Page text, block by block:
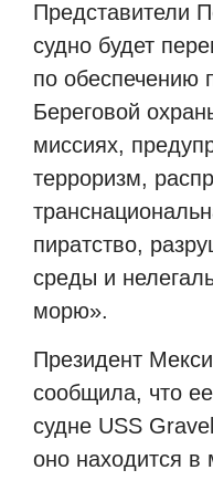
Представители
судно будет
по обеспечению
Береговой
миссиях,
терроризм,
пиратство,
среды и
морю».
Президент
сообщила, что
судне USS
оно находится